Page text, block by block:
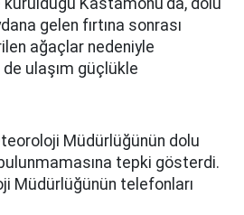
kurulduğu Kastamonu'da, dolu
gelen fırtına sonrası
ağaçlar nedeniyle
ulaşım güçlükle
Müdürlüğünün dolu
bulunmamasına tepki gösterdi.
Müdürlüğünün telefonları